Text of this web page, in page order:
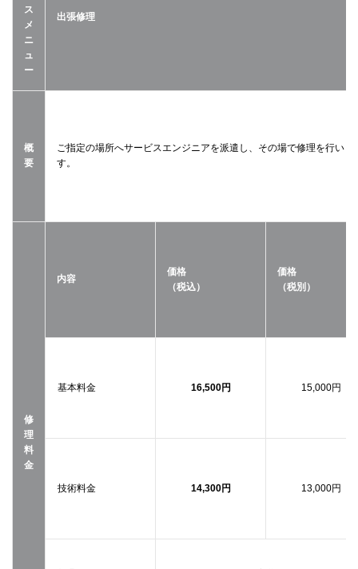
ス
メ
ニ
ュ
ー
出張修理
概
要
ご指定の場所へサービスエンジニアを派遣し、その場で修理を行いま
す。
修
理
料
金
内容
価格
（税込）
価格
（税別）
基本料金 16,500円 15,000円
技術料金 14,300円 13,000円